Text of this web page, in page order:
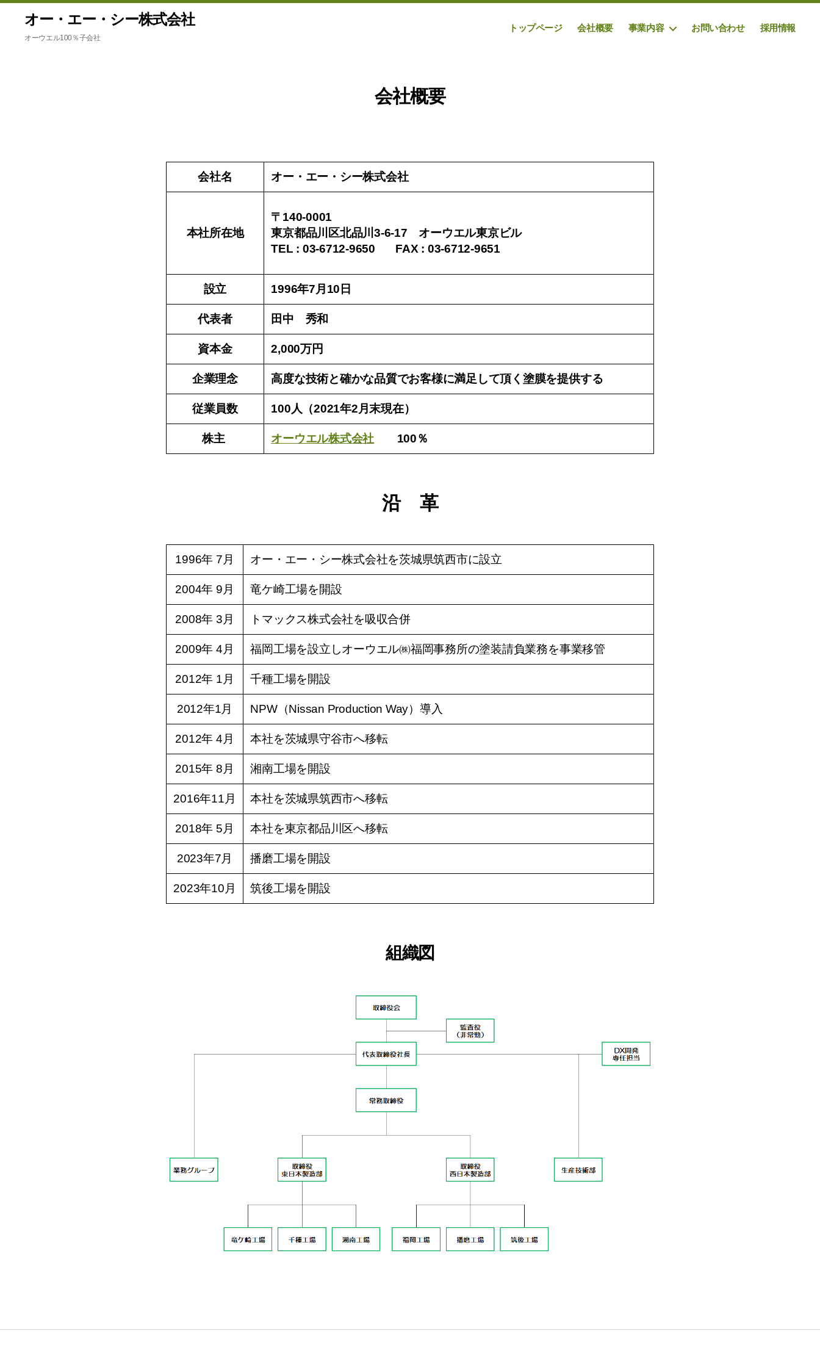
オー・エー・シー株式会社
オーウエル100％子会社
トップページ 会社概要 事業内容 お問い合わせ 採用情報
会社概要
会社名 オー・エー・シー株式会社
〒140-0001
東京都品川区北品川3-6-17 オーウエル東京ビル
TEL : 03-6712-9650 FAX : 03-6712-9651
本社所在地
設立 1996年7月10日
代表者 田中 秀和
資本金 2,000万円
企業理念 高度な技術と確かな品質でお客様に満足して頂く塗膜を提供する
従業員数 100人（2021年2月末現在）
株主 オーウエル株式会社 100％
沿 革
1996年 7月 オー・エー・シー株式会社を茨城県筑西市に設立
2004年 9月 竜ケ崎工場を開設
2008年 3月 トマックス株式会社を吸収合併
2009年 4月 福岡工場を設立しオーウエル㈱福岡事務所の塗装請負業務を事業移管
2012年 1月 千種工場を開設
2012年1月 NPW（Nissan Production Way）導入
2012年 4月 本社を茨城県守谷市へ移転
2015年 8月 湘南工場を開設
2016年11月 本社を茨城県筑西市へ移転
2018年 5月 本社を東京都品川区へ移転
2023年7月 播磨工場を開設
2023年10月 筑後工場を開設
組織図